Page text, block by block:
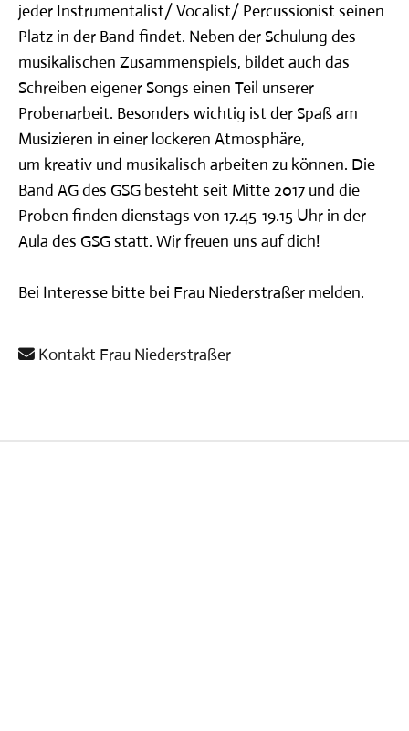
jeder Instrumentalist/ Vocalist/ Percussionist seinen
Platz in der Band findet. Neben der Schulung des
musikalischen Zusammenspiels, bildet auch das
Schreiben eigener Songs einen Teil unserer
Probenarbeit. Besonders wichtig ist der Spaß am
Musizieren in einer lockeren Atmosphäre,
um kreativ und musikalisch arbeiten zu können. Die
Band AG des GSG besteht seit Mitte 2017 und die
Proben finden dienstags von 17.45-19.15 Uhr in der
Aula des GSG statt. Wir freuen uns auf dich!
Bei Interesse bitte bei Frau Niederstraßer melden.
Kontakt Frau Niederstraßer